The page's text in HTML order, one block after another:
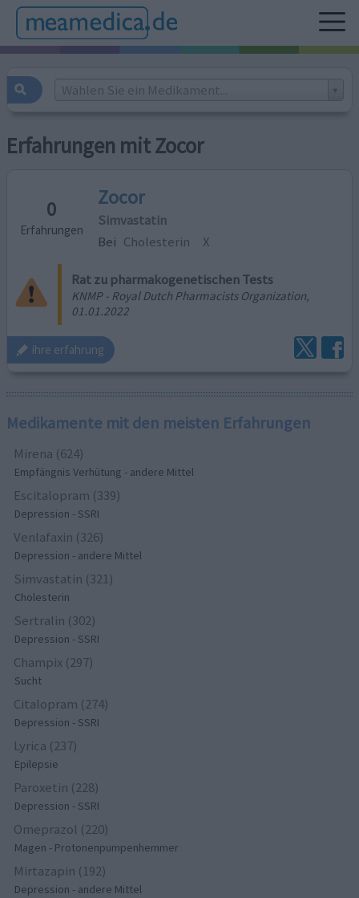
Wählen Sie ein Medikament...
Erfahrungen mit Zocor
0
Erfahrungen
Zocor
Simvastatin
Bei Cholesterin X
Rat zu pharmakogenetischen Tests
KNMP - Royal Dutch Pharmacists Organization,
01.01.2022
ihre erfahrung
Medikamente mit den meisten Erfahrungen
Mirena (624)
Empfängnis Verhütung - andere Mittel
Escitalopram (339)
Depression - SSRI
Venlafaxin (326)
Depression - andere Mittel
Simvastatin (321)
Cholesterin
Sertralin (302)
Depression - SSRI
Champix (297)
Sucht
Citalopram (274)
Depression - SSRI
Lyrica (237)
Epilepsie
Paroxetin (228)
Depression - SSRI
Omeprazol (220)
Magen - Protonenpumpenhemmer
Mirtazapin (192)
Depression - andere Mittel